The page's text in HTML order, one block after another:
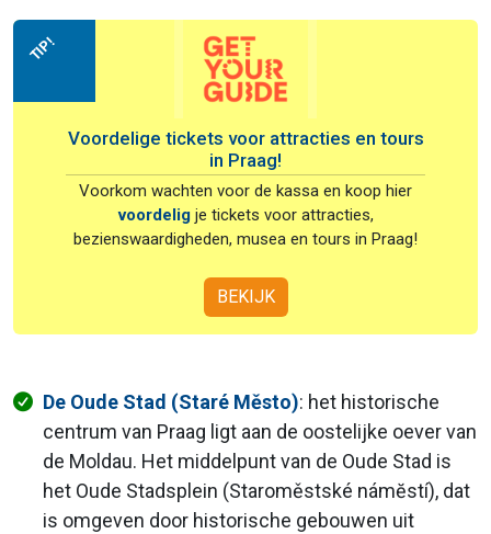
Voordelige tickets voor attracties en tours
in Praag!
Voorkom wachten voor de kassa en koop hier
voordeligje tickets voor attracties,
bezienswaardigheden, musea en tours in Praag!
BEKIJK
TIP!
De Oude Stad (Staré Město): het historische
centrum van Praag ligt aan de oostelijke oever van
de Moldau. Het middelpunt van de Oude Stad is
het Oude Stadsplein (Staroměstské námĕstí), dat
is omgeven door historische gebouwen uit